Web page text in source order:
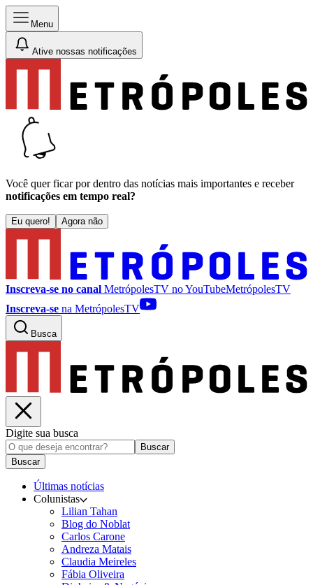
Menu
Ative nossas notificações
Você quer ficar por dentro das notícias mais importantes e receber
notificações em tempo real?
Eu quero! Agora não
Inscreva-se no canal MetrópolesTV noYouTubeMetrópolesTV
Inscreva-se na MetrópolesTV
Busca
Digite sua busca
Buscar
Buscar
Últimas notícias
Colunistas
Lilian Tahan
Blog do Noblat
Carlos Carone
Andreza Matais
Claudia Meireles
Fábia Oliveira